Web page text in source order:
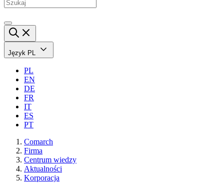
Język PL
PL
EN
DE
FR
IT
ES
PT
Comarch
Firma
Centrum wiedzy
Aktualności
Korporacja